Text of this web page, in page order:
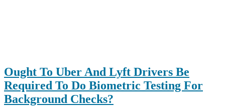
Ought To Uber And Lyft Drivers Be
Required To Do Biometric Testing For
Background Checks?